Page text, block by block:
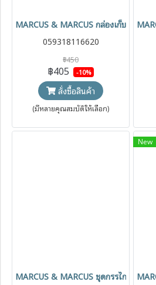
MARCUS & MARCUS กล่องเก็บอาห
059318116620
฿450
฿405 -10%
สั่งซื้อสินค้า
(มีหลายคุณสมบัติให้เลือก)
MARCUS & MARCUS ชุดกรรไกรตัดเ
New